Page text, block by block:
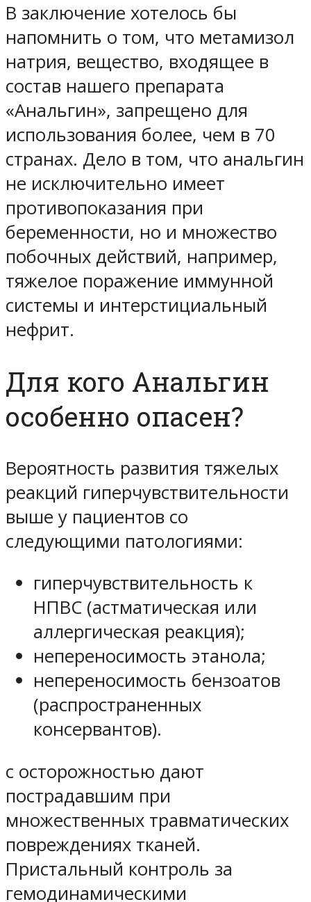
В заключение хотелось бы
напомнить о том, что метамизол
натрия, вещество, входящее в
состав нашего препарата
«Анальгин», запрещено для
использования более, чем в 70
странах. Дело в том, что анальгин
не исключительно имеет
противопоказания при
беременности, но и множество
побочных действий, например,
тяжелое поражение иммунной
системы и интерстициальный
нефрит.
Для кого Анальгин
особенно опасен?
Вероятность развития тяжелых
реакций гиперчувствительности
выше у пациентов со
следующими патологиями:
гиперчувствительность к
НПВС (астматическая или
аллергическая реакция);
непереносимость этанола;
непереносимость бензоатов
(распространенных
консервантов).
с осторожностью дают
пострадавшим при
множественных травматических
повреждениях тканей.
Пристальный контроль за
гемодинамическими